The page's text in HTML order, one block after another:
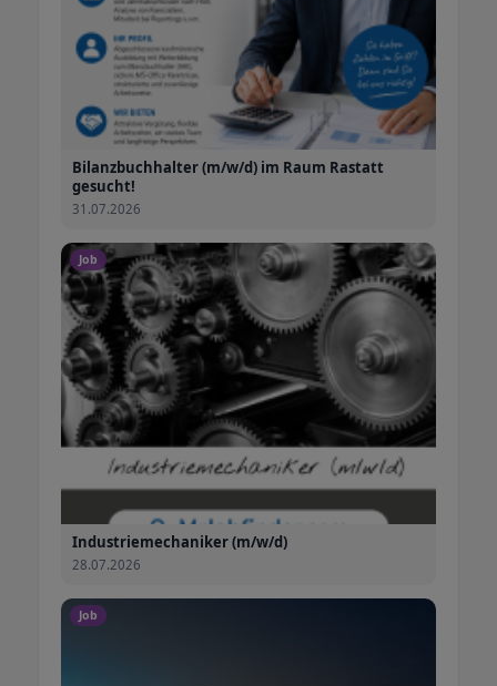
Bilanzbuchhalter (m/w/d) im Raum Rastatt
gesucht!
31.07.2026
Job
Industriemechaniker (m/w/d)
28.07.2026
Job